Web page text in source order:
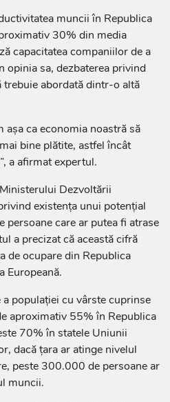
muncii în Republica
30% din media
capacitatea companiilor de a
opinia sa, dezbaterea privind
abordată dintr-o altă
așa ca economia noastră să
bine plătite, astfel încât
a afirmat expertul.
Dezvoltării
existența unui potențial
care ar putea fi atrase
a precizat că această cifră
de ocupare din Republica
Europeană.
populației cu vârste cuprinse
aproximativ 55% în Republica
70% în statele Uniunii
dacă țara ar atinge nivelul
peste 300.000 de persoane ar
muncii.